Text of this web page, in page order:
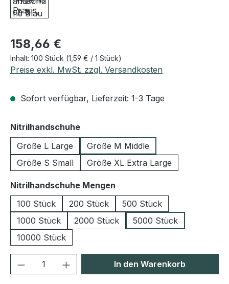
Regulärer Preis:
158,66 €
Inhalt: 100 Stück (1,59 € / 1 Stück)
Preise exkl. MwSt. zzgl. Versandkosten
Sofort verfügbar, Lieferzeit: 1-3 Tage
Nitrilhandschuheauswählen
Größe L Large
Größe M Middle
Größe S Small
Größe XL Extra Large
Nitrilhandschuhe Mengen
100 Stück
200 Stück
500 Stück
1000 Stück
2000 Stück
5000 Stück
10000 Stück
Produkt Anzahl: Gib denIn den Warenkorb